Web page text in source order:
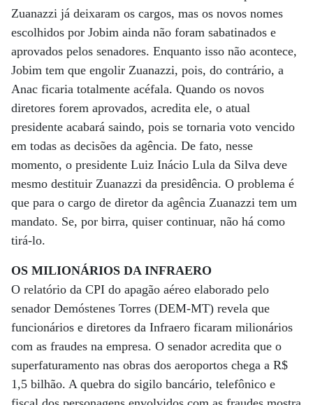
Zuanazzi já deixaram os cargos, mas os novos nomes
escolhidos por Jobim ainda não foram sabatinados e
aprovados pelos senadores. Enquanto isso não acontece,
Jobim tem que engolir Zuanazzi, pois, do contrário, a
Anac ficaria totalmente acéfala. Quando os novos
diretores forem aprovados, acredita ele, o atual
presidente acabará saindo, pois se tornaria voto vencido
em todas as decisões da agência. De fato, nesse
momento, o presidente Luiz Inácio Lula da Silva deve
mesmo destituir Zuanazzi da presidência. O problema é
que para o cargo de diretor da agência Zuanazzi tem um
mandato. Se, por birra, quiser continuar, não há como
tirá-lo.
OS MILIONÁRIOS DA INFRAERO
O relatório da CPI do apagão aéreo elaborado pelo
senador Demóstenes Torres (DEM-MT) revela que
funcionários e diretores da Infraero ficaram milionários
com as fraudes na empresa. O senador acredita que o
superfaturamento nas obras dos aeroportos chega a R$
1,5 bilhão. A quebra do sigilo bancário, telefônico e